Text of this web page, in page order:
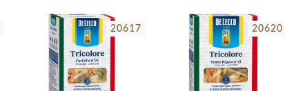
20617 20620